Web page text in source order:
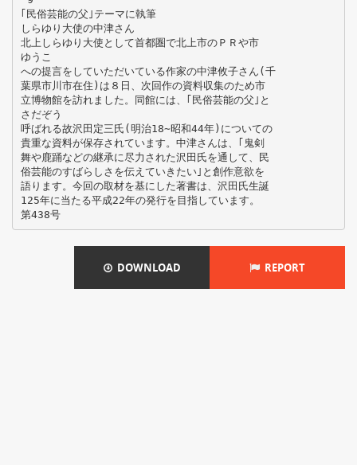
｢民俗芸能の父｣テーマに執筆
しらゆり大使の中津さん
北上しらゆり大使として首都圏で北上市のＰＲや市
ゆうこ
への提言をしていただいている作家の中津攸子さん(千
葉県市川市在住)は８日、次回作の資料収集のため市
立博物館を訪れました。同館には、｢民俗芸能の父｣と
さだぞう
呼ばれる故沢田定三氏(明治18∼昭和44年)についての
貴重な資料が保存されています。中津さんは、｢鬼剣
舞や鹿踊などの継承に尽力された沢田氏を通して、民
俗芸能のすばらしさを伝えていきたい｣と創作意欲を
語ります。今回の取材を基にした著書は、沢田氏生誕
125年に当たる平成22年の発行を目指しています。
第438号
DOWNLOAD REPORT